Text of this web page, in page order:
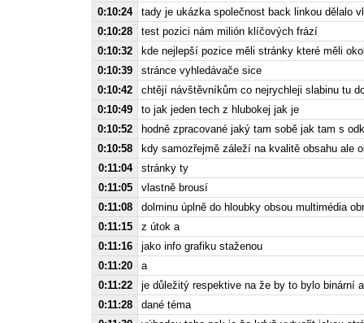
0:10:24
tady je ukázka společnost back linkou dělalo
0:10:28
test pozici nám milión klíčových frází
0:10:32
kde nejlepší pozice měli stránky které měli
0:10:39
stránce vyhledávače sice
0:10:42
chtějí návštěvníkům co nejrychleji slabinu tu
0:10:49
to jak jeden tech z hlubokej jak je
0:10:52
hodně zpracované jaký tam sobě jak tam s
0:10:58
kdy samozřejmě záleží na kvalitě obsahu ale
0:11:04
stránky ty
0:11:05
vlastně brousí
0:11:08
dolminu úplně do hloubky obsou multimédia
0:11:15
z útok a
0:11:16
jako info grafiku staženou
0:11:20
a
0:11:22
je důležitý respektive na že by to bylo binární
0:11:28
dané téma